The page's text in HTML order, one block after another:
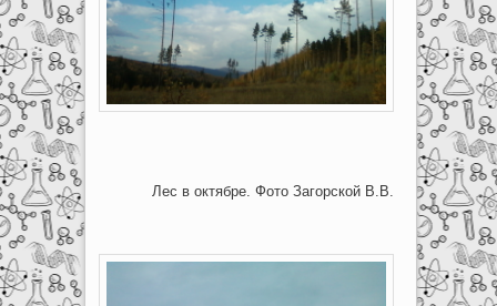
Лес в октябре. Фото Загорской В.В.